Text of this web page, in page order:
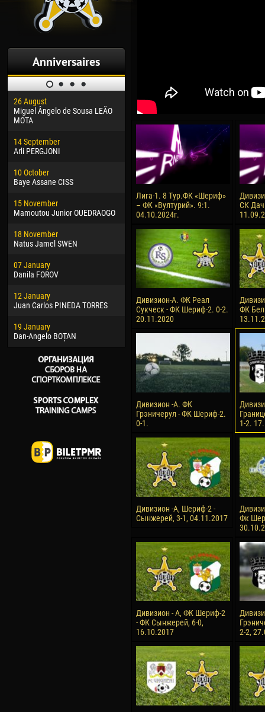
Anniversaires
26 August
Miguel Ângelo de Sousa LEÃO
MOTA
14 September
Arli PERGJONI
10 October
Baye Assane CISS
15 November
Mamoutou Junior OUEDRAOGO
18 November
Natus Jamel SWEN
07 January
Danila FOROV
12 January
Juan Carlos PINEDA TORRES
19 January
Dan-Angelo BOȚAN
30 January
Dhoraso Moreo KLAS
24 February
Vladislav COSTIN
02 March
Veaceslav COZMA
09 March
Emmanuel AFETSE
Jayder Moreno ASPRILLA
22 March
Samba KONÉ
26 March
Vitor Hugo Morais de OLIVEIRA
28 March
04
13
15
24
10
15
17
Jair
Лига-1. 8 Тур.ФК «Шериф»
– ФК «Вултурий». 9:1.
04.10.2024г.
СК
Дивизион-А. ФК Реал
Сукческ - ФК Шериф-2. 0-2.
20.11.2020
ФК
Дивизион -А. ФК
Грэничерул - ФК Шериф-2.
0-1.
1-2.
Дивизион -А, Шериф-2 -
Сынжерей, 3-1, 04.11.2017
Фк
Дивизион - А, ФК Шериф-2
- ФК Сынжерей, 6-0,
16.10.2017
2-2,